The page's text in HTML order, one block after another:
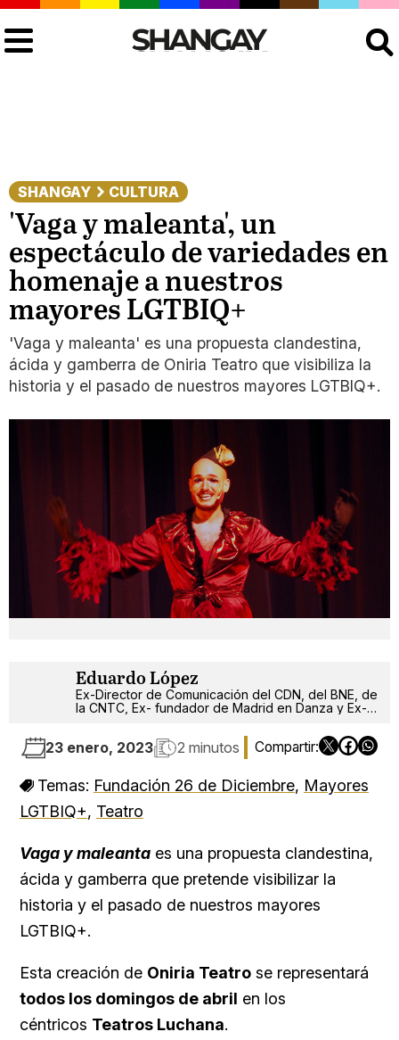
SHANGAY CULTURA
'Vaga y maleanta', un
espectáculo de variedades en
homenaje a nuestros
mayores LGTBIQ+
'Vaga y maleanta' es una propuesta clandestina,
ácida y gamberra de Oniria Teatro que visibiliza la
historia y el pasado de nuestros mayores LGTBIQ+.
Eduardo López
Ex-Director de Comunicación del CDN, del BNE, de
la CNTC, Ex- fundador de Madrid en Danza y Ex-
23 enero, 2023 2 minutos
Temas: Fundación 26 de Diciembre, Mayores
LGTBIQ+, Teatro
Vaga y maleanta es una propuesta clandestina,
ácida y gamberra que pretende visibilizar la
historia y el pasado de nuestros mayores
LGTBIQ+.
Esta creación de Oniria Teatro se representará
todos los domingos de abril en los
céntricos Teatros Luchana.